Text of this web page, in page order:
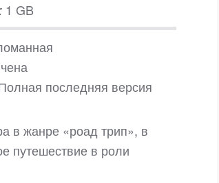
1 GB
последняя версия
в жанре «роад трип», в
путешествие в роли